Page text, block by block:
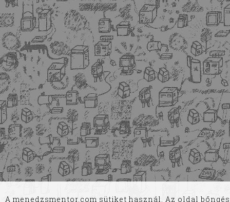
A menedzsmentor.com sütiket használ. Az oldal